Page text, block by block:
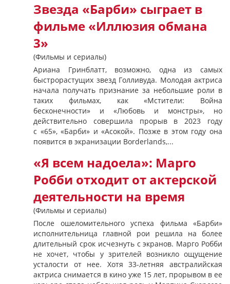
Звезда «Барби» сыграет в
фильме «Иллюзия обмана
3»
(Фильмы и сериалы)
Ариана Гринблатт, возможно, одна из самых
быстрорастущих звезд Голливуда. Молодая актриса
начала получать признание за небольшие роли в
таких фильмах, как «Мстители: Война
бесконечности» и «Любовь и монстры», но
действительно совершила прорыв в 2023 году
с «65», «Барби» и «Асокой». Позже в этом году она
появится в экранизации Borderlands,...
«Я всем надоела»: Марго
Робби отходит от актерской
деятельности на время
(Фильмы и сериалы)
После ошеломительного успеха фильма «Барби»
исполнительница главной рои решила на более
длительный срок исчезнуть с экранов. Марго Робби
не хочет, чтобы у зрителей возникло ощущение
усталости от нее. Хотя 33-летняя австралийская
актриса снимается в кино уже 15 лет, прорывом в ее